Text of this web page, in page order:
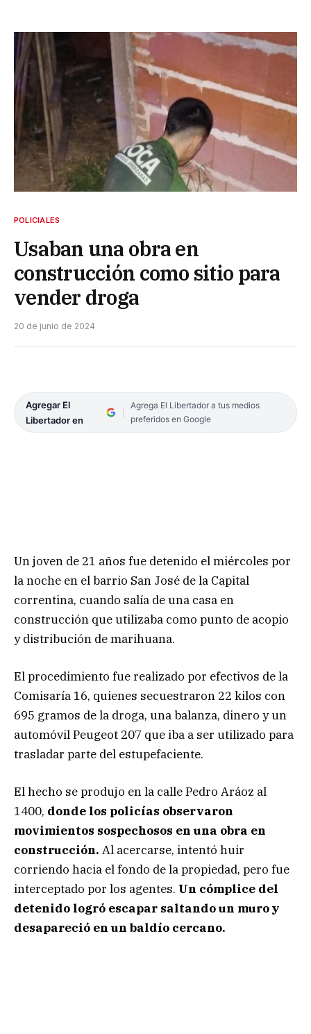
POLICIALES
Usaban una obra en
construcción como sitio para
vender droga
20 de junio de 2024
Agregar El
Libertador en
Agrega El Libertador a tus medios
preferidos en Google
Un joven de 21 años fue detenido el miércoles por
la noche en el barrio San José de la Capital
correntina, cuando salía de una casa en
construcción que utilizaba como punto de acopio
y distribución de marihuana.
El procedimiento fue realizado por efectivos de la
Comisaría 16, quienes secuestraron 22 kilos con
695 gramos de la droga, una balanza, dinero y un
automóvil Peugeot 207 que iba a ser utilizado para
trasladar parte del estupefaciente.
El hecho se produjo en la calle Pedro Aráoz al
1400, donde los policías observaron
movimientos sospechosos en una obra en
construcción. Al acercarse, intentó huir
corriendo hacia el fondo de la propiedad, pero fue
interceptado por los agentes. Un cómplice del
detenido logró escapar saltando un muro y
desapareció en un baldío cercano.